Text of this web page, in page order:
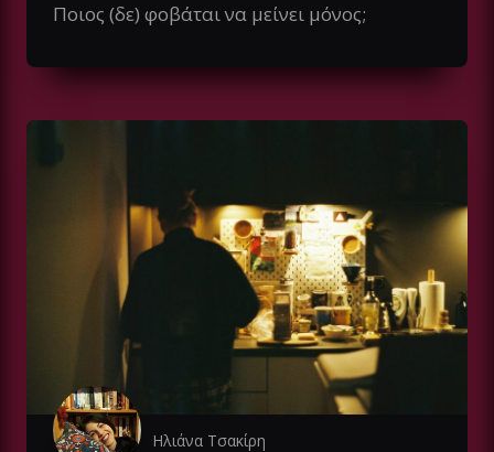
Ποιος (δε) φοβάται να μείνει μόνος;
Ηλιάνα Τσακίρη